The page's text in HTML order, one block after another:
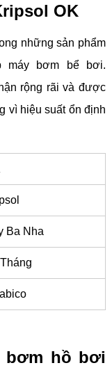
OK
những sản phẩm
máy bơm bể bơi.
rộng rãi và được
vì hiệu suất ổn định
Ba Nha
bơm hồ bơi